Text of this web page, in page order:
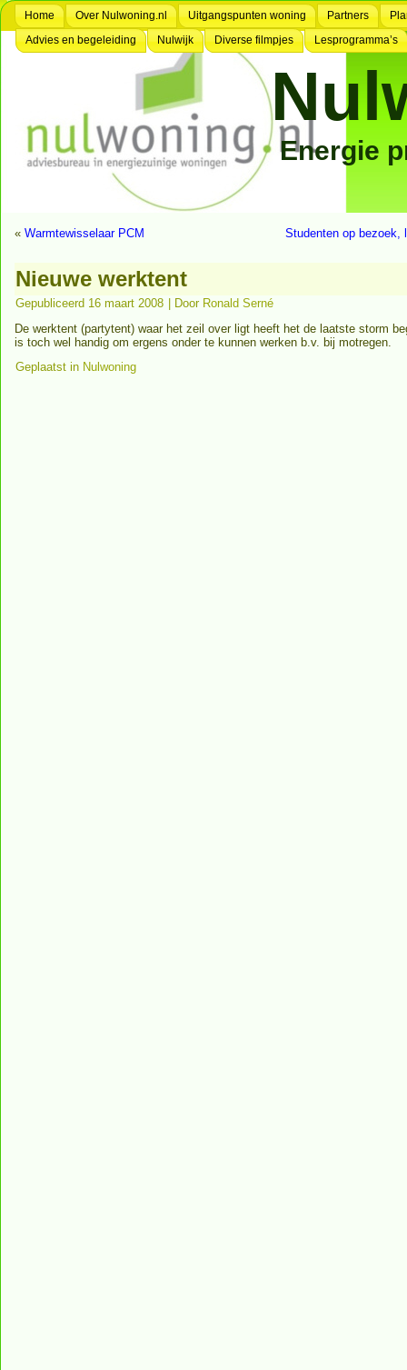
Home Over Nulwoning.nl Uitgangspunten woning Partners
Advies en begeleiding
Nulwijk Diverse filmpjes Lesprogramma’s
Energie
« Warmtewisselaar PCM Studenten op bezoek,
Nieuwe werktent
Gepubliceerd 16 maart 2008 Door Ronald Serné
De werktent (partytent) waar het zeil over ligt heeft het de laatste storm
is toch wel handig om ergens onder te kunnen werken b.v. bij motregen.
Geplaatst in Nulwoning